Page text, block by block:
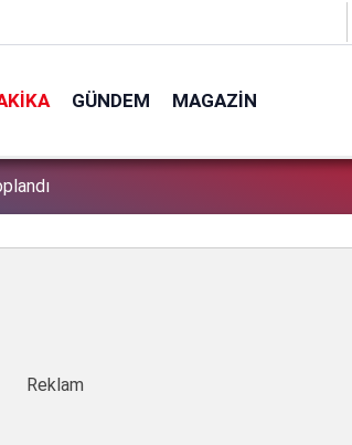
GÜNDEM MAGAZIN
önemli açıklama geldi